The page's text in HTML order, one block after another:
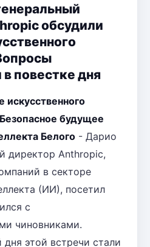
обсудили
повестке дня
искусственного
Безопасное будущее
Белого - Дарио
директор Anthropic,
в секторе
(ИИ), посетил
с
чиновниками.
этой встречи стали